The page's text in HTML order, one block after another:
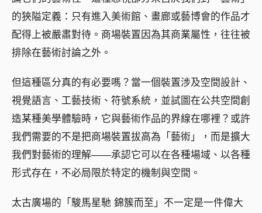
的狹隘定義：只有進入美術館、畫廊或藝博會的作品才
配得上被嚴肅對待。商場裝置因為其商業屬性，往往被
排除在藝術討論之外。
但這種區分真的有必要嗎？當一個裝置涉及空間設計、
視覺語言、工藝技術、符號系統，並試圖在公共空間創
造某種美學體驗時，它與藝術作品的界線在哪裡？或許
我們需要的不是把商場裝置拔高為「藝術」，而是擴大
我們對藝術的理解——承認它可以在各種場域、以各種
形式存在，不必局限於特定的機制與空間。
太古廣場的「駿馬星馳 錦簇而至」不一定是一件偉大